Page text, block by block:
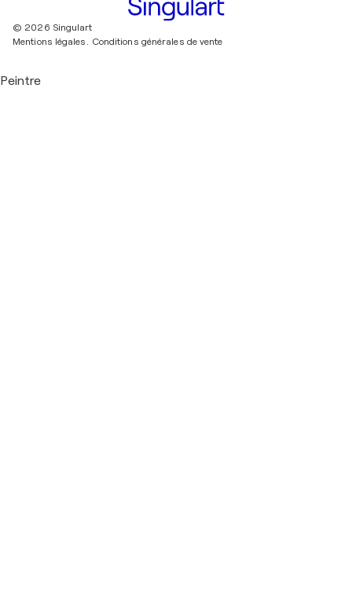
© 2026 Singulart
Mentions légales.
Conditions générales de vente
Peintre